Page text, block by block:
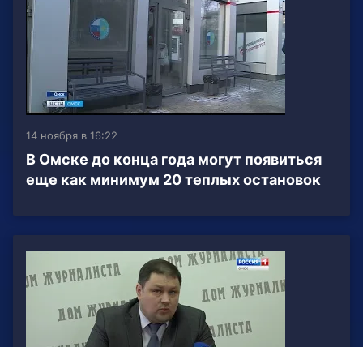
14 ноября в 16:22
В Омске до конца года могут появиться
еще как минимум 20 теплых остановок